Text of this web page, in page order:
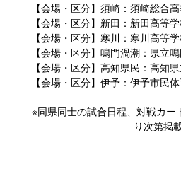
【会場・区分】須崎：須崎総合
【会場・区分】新田：新田高等
【会場・区分】寒川：寒川高等
【会場・区分】鳴門渦潮：県立
【会場・区分】高知県民：高知
【会場・区分】伊予：伊予市民
※同県同士の試合日程、対戦カー
り次第掲